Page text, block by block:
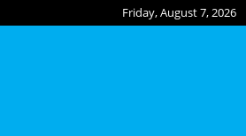
Friday, August 7, 2026